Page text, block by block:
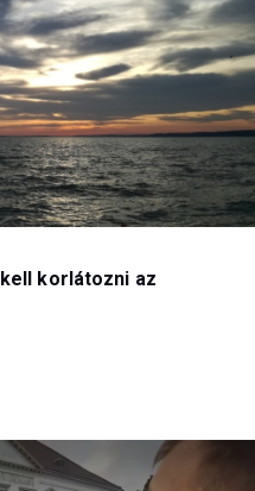
korlátozni az